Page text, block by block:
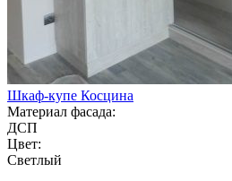
Шкаф-купе Косцина
Материал фасада:
ДСП
Цвет:
Светлый